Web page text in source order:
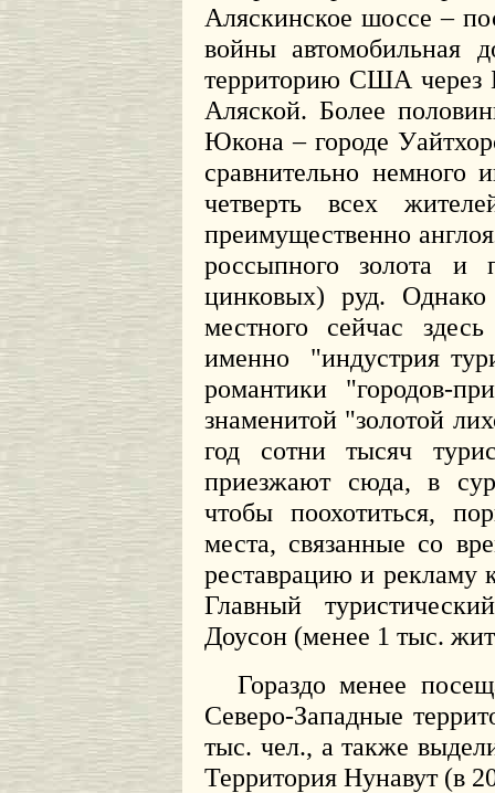
Аляскинское шоссе –
войны автомобильная
территорию США
Аляской. Более
Юкона – городе
сравнительно немного
четверть всех
преимущественно
россыпного золота и
цинковых) руд. Однако
местного сейчас
именно
"индустрия
романтики "городов-
знаменитой "золотой
год сотни тысяч
приезжают сюда, в
чтобы поохотиться,
места, связанные со
реставрацию и рекламу
Главный
Доусон (менее 1 тыс.
Гораздо менее
Северо-Западные
тыс. чел., а также
Территория Нунавут (в